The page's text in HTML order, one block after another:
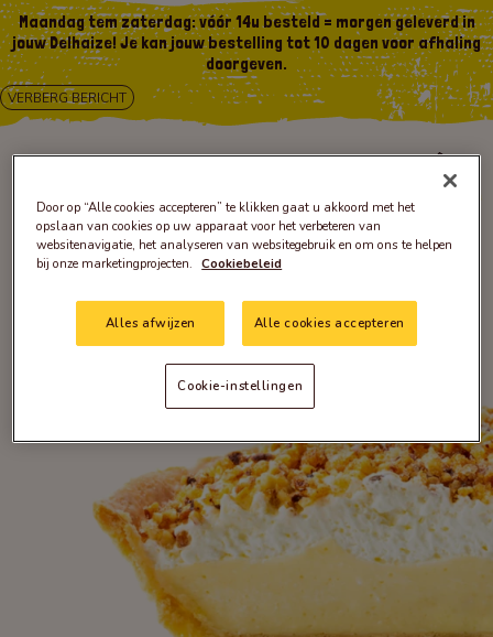
Maandag tem zaterdag: vóór 14u besteld = morgen geleverd in
jouw Delhaize! Je kan jouw bestelling tot 10 dagen voor afhaling
doorgeven.
VERBERG BERICHT
Door op “Alle cookies accepteren” te klikken gaat u akkoord met het
opslaan van cookies op uw apparaat voor het verbeteren van
websitenavigatie, het analyseren van websitegebruik en om ons te helpen
bij onze marketingprojecten. Cookiebeleid
Alles afwijzen Alle cookies accepteren
Cookie-instellingen